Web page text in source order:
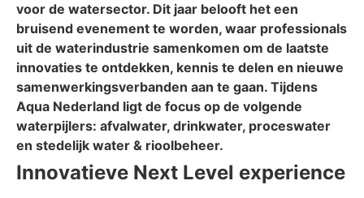
voor de watersector. Dit jaar belooft het een
bruisend evenement te worden, waar professionals
uit de waterindustrie samenkomen om de laatste
innovaties te ontdekken, kennis te delen en nieuwe
samenwerkingsverbanden aan te gaan. Tijdens
Aqua Nederland ligt de focus op de volgende
waterpijlers: afvalwater, drinkwater, proceswater
en stedelijk water & rioolbeheer.
Innovatieve Next Level experience